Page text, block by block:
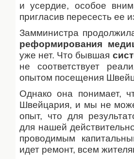
и усердие, особое
пригласив пересесть ее
Замминистра
реформирования
уже нет. Что бывшая
не соответствует
опытом посещения
Однако она понимает,
Швейцария, и мы не
опыт, что для
для нашей
проводимым
идет ремонт, всем